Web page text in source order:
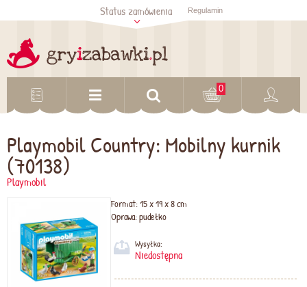
Sprawdź status
zamówienia
Status zamówienia Regulamin
0
Playmobil Country: Mobilny kurnik
(70138)
Playmobil
Format:15 x 19 x 8 cm
Oprawa:pudełko
Wysyłka:
Niedostępna